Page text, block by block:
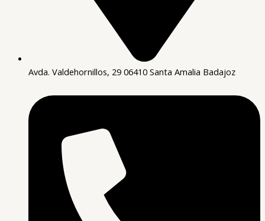
Avda. Valdehornillos, 29 06410 Santa Amalia Badajoz